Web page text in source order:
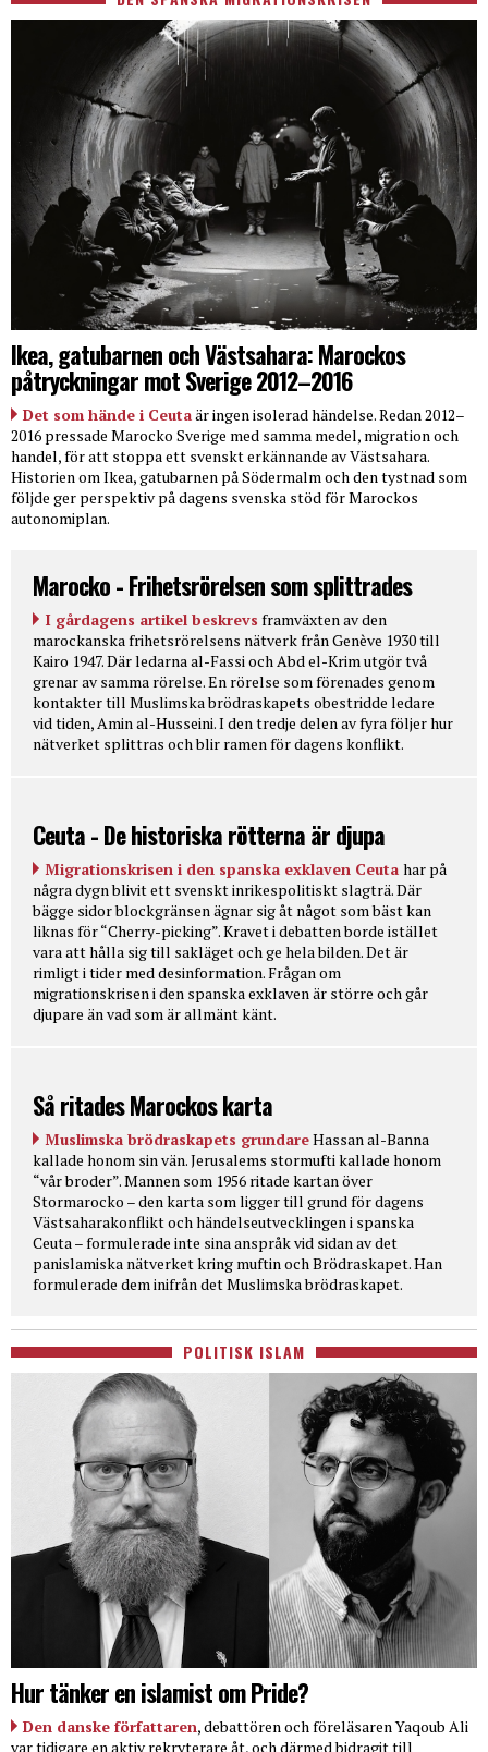
Ikea, gatubarnen och Västsahara: Marockos
påtryckningar mot Sverige 2012–2016
Det som hände i Ceutaär ingen isolerad händelse. Redan 2012–
2016 pressade Marocko Sverige med samma medel, migration och
handel, för att stoppa ett svenskt erkännande av Västsahara.
Historien om Ikea, gatubarnen på Södermalm och den tystnad som
följde ger perspektiv på dagens svenska stöd för Marockos
autonomiplan.
Marocko - Frihetsrörelsen som splittrades
I gårdagens artikel beskrevs framväxten av den
marockanska frihetsrörelsens nätverk från Genève 1930 till
Kairo 1947. Där ledarna al-Fassi och Abd el-Krim utgör två
grenar av samma rörelse. En rörelse som förenades genom
kontakter till Muslimska brödraskapets obestridde ledare
vid tiden, Amin al-Husseini. I den tredje delen av fyra följer hur
nätverket splittras och blir ramen för dagens konflikt.
Ceuta - De historiska rötterna är djupa
Migrationskrisen i den spanska exklaven Ceuta har på
några dygn blivit ett svenskt inrikespolitiskt slagträ. Där
bägge sidor blockgränsen ägnar sig åt något som bäst kan
liknas för “Cherry-picking”. Kravet i debatten borde istället
vara att hålla sig till sakläget och ge hela bilden. Det är
rimligt i tider med desinformation. Frågan om
migrationskrisen i den spanska exklaven är större och går
djupare än vad som är allmänt känt.
Så ritades Marockos karta
Muslimska brödraskapets grundareHassan al-Banna
kallade honom sin vän. Jerusalems stormufti kallade honom
“vår broder”. Mannen som 1956 ritade kartan över
Stormarocko – den karta som ligger till grund för dagens
Västsaharakonflikt och händelseutvecklingen i spanska
Ceuta – formulerade inte sina anspråk vid sidan av det
panislamiska nätverket kring muftin och Brödraskapet. Han
formulerade dem inifrån det Muslimska brödraskapet.
POLITISK ISLAM
Hur tänker en islamist om Pride?
Den danske författaren, debattören och föreläsaren Yaqoub Ali
var tidigare en aktiv rekryterare åt, och därmed bidragit till